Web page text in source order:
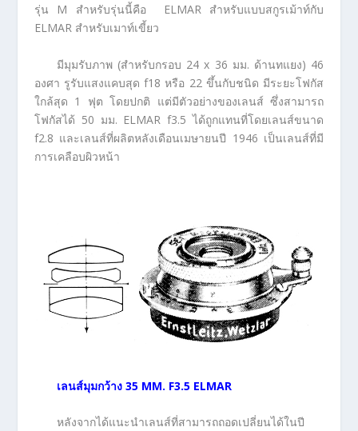
รุ่น M สำหรับรุ่นนี้คือ ELMAR สำหรับแบบสกูรเม้าท์กับ
ELMAR สำหรับเมาท์เขี้ยว
มีมุมรับภาพ (สำหรับกรอบ 24 x 36 มม. ด้านทแยง) 46
องศา รูรับแสงแคบสุด f18 หรือ 22 ขึ้นกับชนิด มีระยะโฟกัส
ใกล้สุด 1 ฟุต โดยปกติ แต่มีตัวอย่างของเลนส์ ซึ่งสามารถ
โฟกัสได้ 50 มม. ELMAR f3.5 ได้ถูกแทนที่โดยเลนส์ขนาด
f2.8 และเลนส์ที่ผลิตหลังเดือนเมษายนปี 1946 เป็นเลนส์ที่มี
การเคลือบผิวหน้า
เลนส์มุมกว้าง 35 MM. F3.5 ELMAR
หลังจากได้แนะนำเลนส์ที่สามารถถอดเปลี่ยนได้ในปี